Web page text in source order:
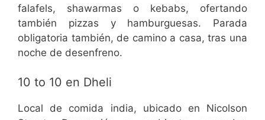
falafels, shawarmas o kebabs, ofertando
también pizzas y hamburguesas. Parada
obligatoria también, de camino a casa, tras una
noche de desenfreno.
10 to 10 en Dheli
Local de comida india, ubicado en Nicolson